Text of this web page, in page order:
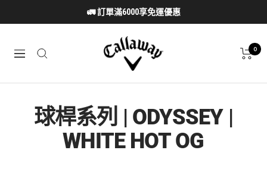
🚛 訂單滿6000享免運優惠
導
Callaway
Taiwan
0
球桿系列 | ODYSSEY |
WHITE HOT OG